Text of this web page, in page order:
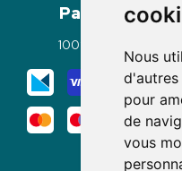
Nous
pour
de
vous
Paiement
100% sécurisé